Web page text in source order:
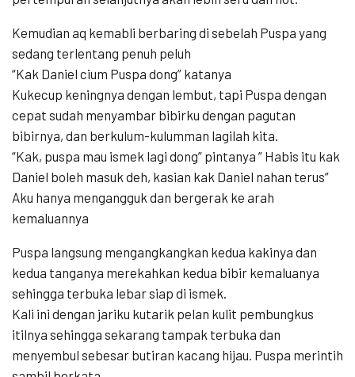
Kemudian aq kemabli berbaring di sebelah Puspa yang
sedang terlentang penuh peluh
“Kak Daniel cium Puspa dong” katanya
Kukecup keningnya dengan lembut, tapi Puspa dengan
cepat sudah menyambar bibirku dengan pagutan
bibirnya, dan berkulum-kulumman lagilah kita.
“Kak, puspa mau ismek lagi dong” pintanya ” Habis itu kak
Daniel boleh masuk deh, kasian kak Daniel nahan terus”
Aku hanya mengangguk dan bergerak ke arah
kemaluannya
Puspa langsung mengangkangkan kedua kakinya dan
kedua tanganya merekahkan kedua bibir kemaluanya
sehingga terbuka lebar siap di ismek.
Kali ini dengan jariku kutarik pelan kulit pembungkus
itilnya sehingga sekarang tampak terbuka dan
menyembul sebesar butiran kacang hijau. Puspa merintih